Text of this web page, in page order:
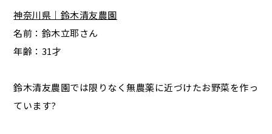
神奈川県｜鈴木清友農園
名前：鈴木立耶さん
年齢：31才
鈴木清友農園では限りなく無農薬に近づけたお野菜を作っ
ています?